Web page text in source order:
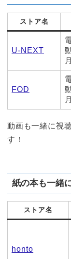
ストア名
U-NEXT
FOD
動画も一緒に視
す！
紙の本も一緒
ストア名
honto